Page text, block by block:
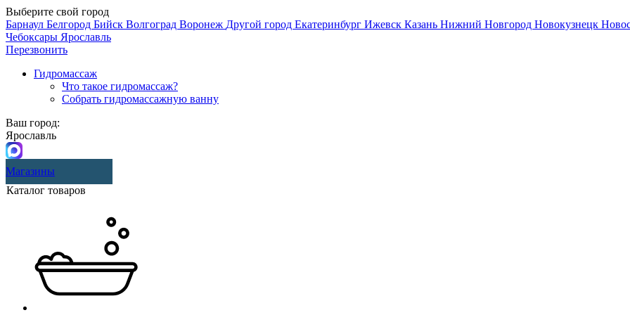
Выберите свой город
Барнаул Белгород Бийск Волгоград Воронеж Другой город Екатеринбург Ижевск Казань Нижний Новгород Новокузнецк
Чебоксары Ярославль
Перезвонить
Гидромассаж
Что такое гидромассаж?
Собрать гидромассажную ванну
Ваш город:
Ярославль
Магазины
Каталог товаров